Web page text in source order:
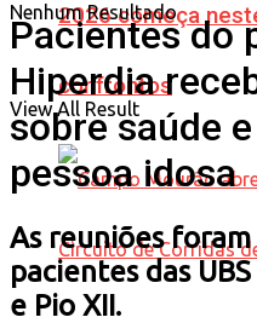
2026 começa
confrontos
Nenhum Resultado
View All Result
Pacientes do
Hiperdia
sobre saúde
pessoa idosa
As reuniões
pacientes das
e Pio XII.